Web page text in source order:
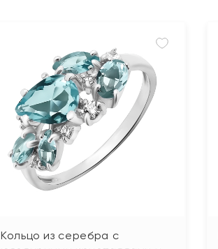
Кольцо из серебра с